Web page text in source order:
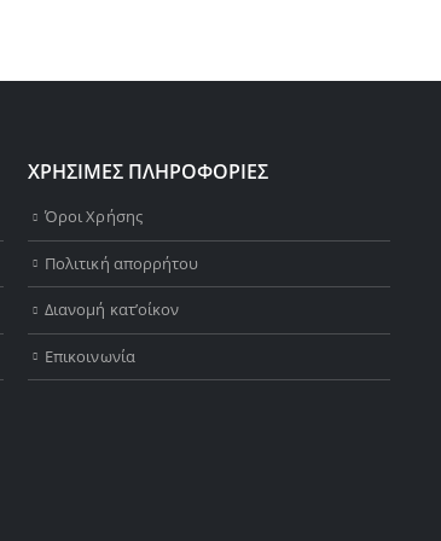
ΧΡΗΣΙΜΕΣ ΠΛΗΡΟΦΟΡΙΕΣ
Όροι Χρήσης
Πολιτική απορρήτου
Διανομή κατ’οίκον
Επικοινωνία